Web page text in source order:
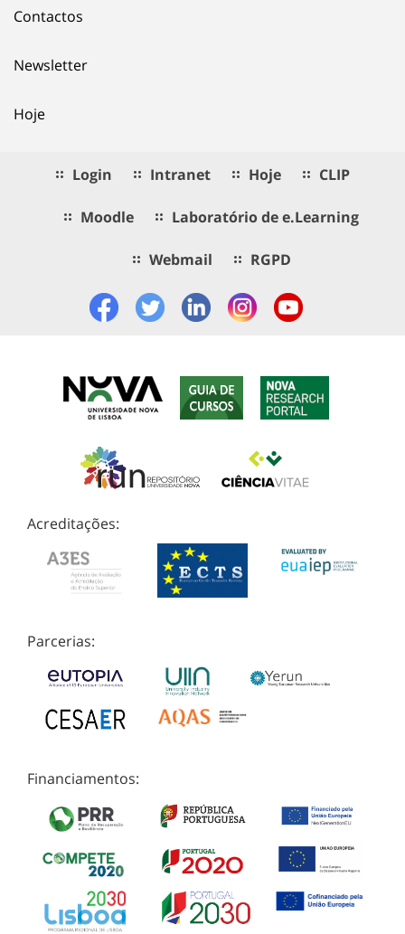
Contactos
Newsletter
Hoje
Login Intranet Hoje CLIP
Moodle Laboratório de e.Learning
Webmail RGPD
Acreditações:
Parcerias:
Financiamentos: